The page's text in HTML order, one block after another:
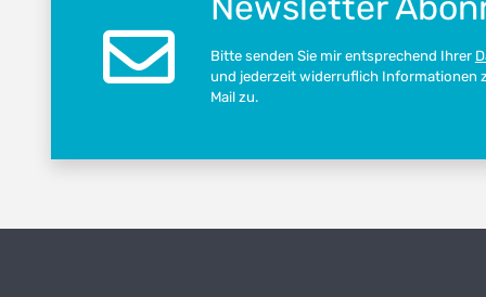
Bitte senden Sie mir entsprechend Ihrer
und jederzeit widerruflich Informationen
Mail zu.